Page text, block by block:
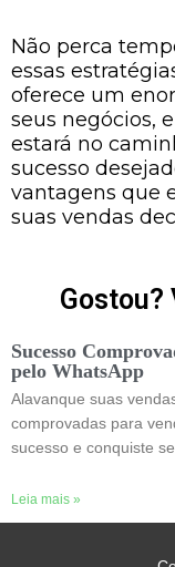
Não perca
essas
oferece um
seus negócios,
estará no
sucesso
vantagens que
suas vendas
Gostou?
Sucesso
pelo WhatsApp
Alavanque suas
comprovadas para
sucesso e conquiste
Leia mais »